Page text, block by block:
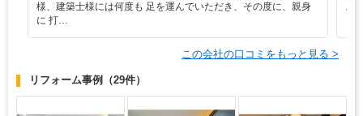
様、建築士様には何度も 足を運んでいただき、その度に、親身
に 打…
ス
この会社の口コミをもっと見る >
リフォーム事例 （29件）